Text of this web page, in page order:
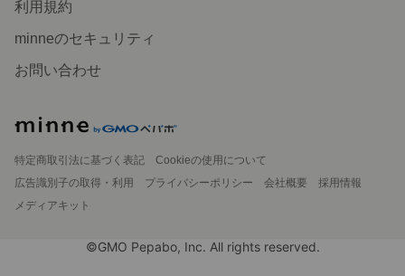
利用規約
minneのセキュリティ
お問い合わせ
特定商取引法に基づく表記
Cookieの使用について
広告識別子の取得・利用
プライバシーポリシー 会社概要
採用情報
メディアキット
©GMO Pepabo, Inc. All rights reserved.